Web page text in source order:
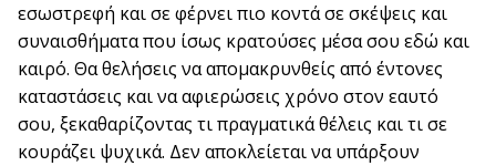
εσωστρεφή και σε φέρνει πιο κοντά σε σκέψεις και
συναισθήματα που ίσως κρατούσες μέσα σου εδώ και
καιρό. Θα θελήσεις να απομακρυνθείς από έντονες
καταστάσεις και να αφιερώσεις χρόνο στον εαυτό
σου, ξεκαθαρίζοντας τι πραγματικά θέλεις και τι σε
κουράζει ψυχικά. Δεν αποκλείεται να υπάρξουν